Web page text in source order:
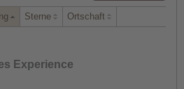
Sterne Ortschaft
Experience